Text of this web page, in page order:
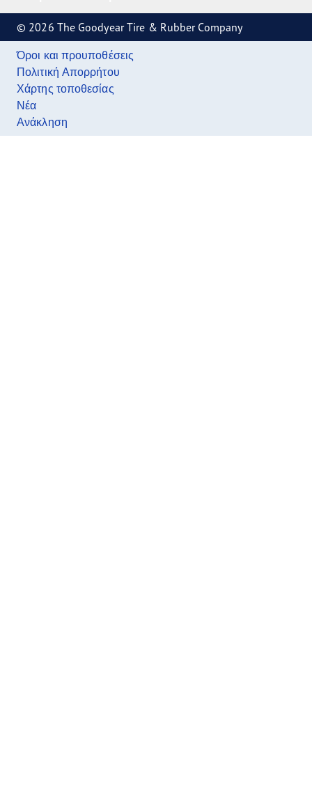
© 2026 The Goodyear Tire & Rubber Company
Όροι και προυποθέσεις
Πολιτική Απορρήτου
Χάρτης τοποθεσίας
Νέα
Ανάκληση